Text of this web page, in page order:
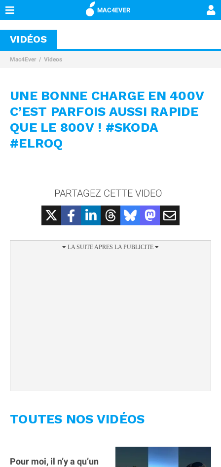
MAC4EVER
VIDÉOS
Mac4Ever Videos
UNE BONNE CHARGE EN 400V
C’EST PARFOIS AUSSI RAPIDE
QUE LE 800V ! #SKODA
#ELROQ
PARTAGEZ CETTE VIDEO
TOUTES NOS VIDÉOS
Pour moi, il n’y a qu’un